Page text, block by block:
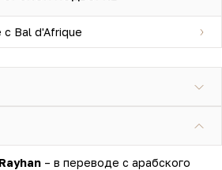
Bal d'Afrique
– в переводе с арабского